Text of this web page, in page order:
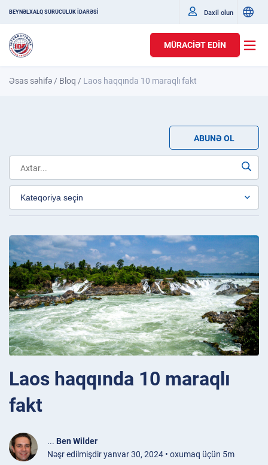
BEYNƏLXALQ SÜRÜCÜLÜK İDARƏSİ Daxil olun
MÜRACIƏT EDIN
Əsas səhifə / Bloq / Laos haqqında 10 maraqlı fakt
ABUNƏ OL
Laos haqqında 10 maraqlı
fakt
... Ben Wilder
Nəşr edilmişdir yanvar 30, 2024 • oxumaq üçün 5m